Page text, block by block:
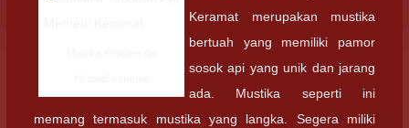
Keramat merupakan mustika
bertuah yang memiliki pamor
sosok api yang unik dan jarang
ada. Mustika seperti ini
memang termasuk mustika yang langka. Segera miliki